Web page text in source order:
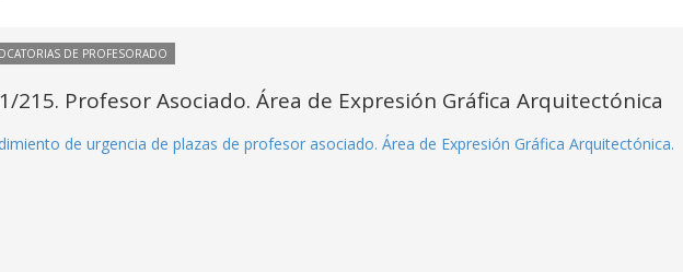
DE PROFESORADO
215. Profesor Asociado. Área de Expresión Gráfica Arquitectónica
de urgencia de plazas de profesor asociado. Área de Expresión Gráfica Arquitectónica.